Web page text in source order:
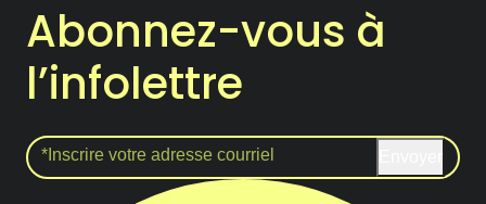
Abonnez-vous à
l’infolettre